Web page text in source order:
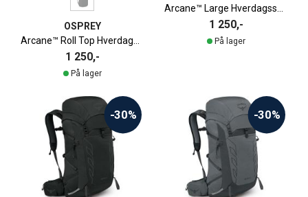
OSPREY
1 250,-
På lager
1 250,-
På lager
-30% -30%